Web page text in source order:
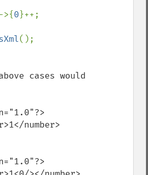
->{0}++;
cases would
number>